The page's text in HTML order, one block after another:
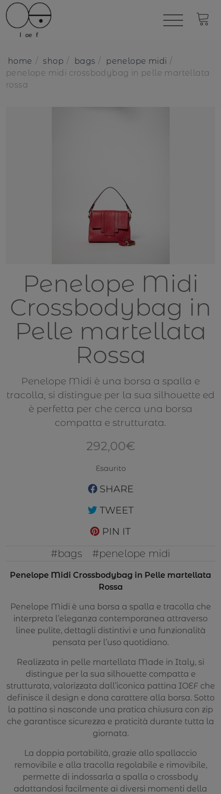
home shop bags
penelope midi
penelope midi crossbodybag in pelle martellata
rossa
Penelope Midi
Crossbodybag in
Pelle martellata
Rossa
Penelope Midi è una borsa a spalla e
tracolla, si distingue per la sua silhouette ed
è perfetta per che cerca una borsa
compatta e strutturata.
292,00€
Esaurito
SHARE
TWEET
PIN IT
#bags
#penelope midi
Penelope Midi Crossbodybag in Pelle martellata
Rossa
Penelope Midi è una borsa a spalla e tracolla che
interpreta l’eleganza contemporanea attraverso
linee pulite, dettagli distintivi e una funzionalità
pensata per l’uso quotidiano.
Realizzata in pelle martellata Made in Italy, si
distingue per la sua silhouette compatta e
strutturata, valorizzata dall’iconica pattina IOEF che
definisce il design e dona carattere alla borsa. Sotto
la pattina si nasconde una pratica chiusura con zip
che garantisce sicurezza e praticità durante tutta la
giornata.
La doppia portabilità, grazie allo spallaccio
removibile e alla tracolla regolabile e rimovibile,
permette di indossarla a spalla o crossbody
adattandosi facilmente ai diversi momenti della